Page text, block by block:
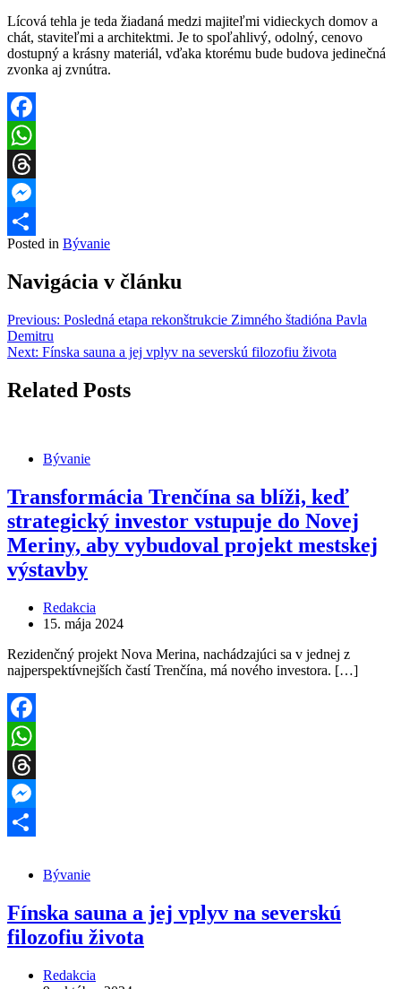
Lícová tehla je teda žiadaná medzi majiteľmi vidieckych domov a
chát, staviteľmi a architektmi. Je to spoľahlivý, odolný, cenovo
dostupný a krásny materiál, vďaka ktorému bude budova jedinečná
zvonka aj zvnútra.
Facebook
WhatsApp
Threads
Messenger
Share
Posted in Bývanie
Navigácia v článku
Previous: Posledná etapa rekonštrukcie Zimného štadióna Pavla
Demitru
Next: Fínska sauna a jej vplyv na severskú filozofiu života
Related Posts
Bývanie
Transformácia Trenčína sa blíži, keď
strategický investor vstupuje do Novej
Meriny, aby vybudoval projekt mestskej
výstavby
Redakcia
15. mája 2024
Rezidenčný projekt Nova Merina, nachádzajúci sa v jednej z
najperspektívnejších častí Trenčína, má nového investora. […]
Facebook
WhatsApp
Threads
Messenger
Bývanie
Fínska sauna a jej vplyv na severskú
filozofiu života
Redakcia